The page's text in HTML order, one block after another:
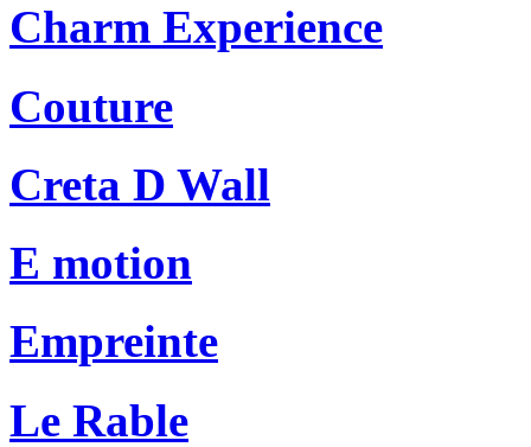
Charm Experience
Couture
Creta D Wall
E motion
Empreinte
Le Rable